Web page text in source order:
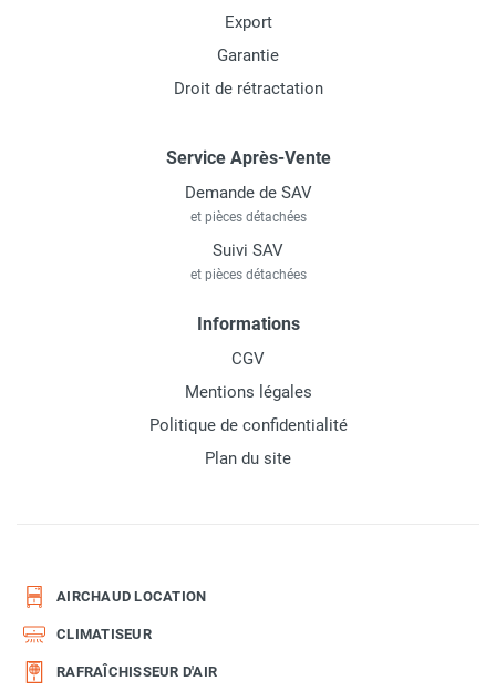
Export
Garantie
Droit de rétractation
Service Après-Vente
Demande de SAV
et pièces détachées
Suivi SAV
et pièces détachées
Informations
CGV
Mentions légales
Politique de confidentialité
Plan du site
AIRCHAUD LOCATION
CLIMATISEUR
RAFRAÎCHISSEUR D'AIR